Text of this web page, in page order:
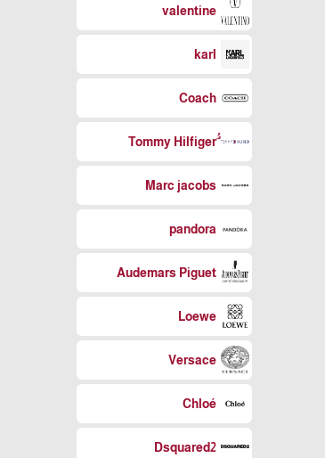
valentine
karl
Coach
Marc jacobs
pandora
Audemars Piguet
Loewe
Versace
Chloé
Dsquared2